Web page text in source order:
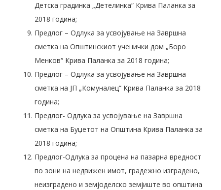
Детска градинка „Детелинка“ Крива Паланка за
2018 година;
Предлог – Одлука за усвојување на Завршна
сметка на Општинскиот ученички дом „Боро
Менков“ Крива Паланка за 2018 година;
Предлог – Одлука за усвојување на Завршна
сметка на ЈП „Комуналец“ Крива Паланка за 2018
година;
Предлог- Одлука за усвојување на Завршна
сметка на Буџетот на Општина Крива Паланка за
2018 година;
Предлог-Одлука за процена на пазарна вредност
по зони на недвижен имот, градежно изградено,
неизградено и земјоделско земјиште во општина